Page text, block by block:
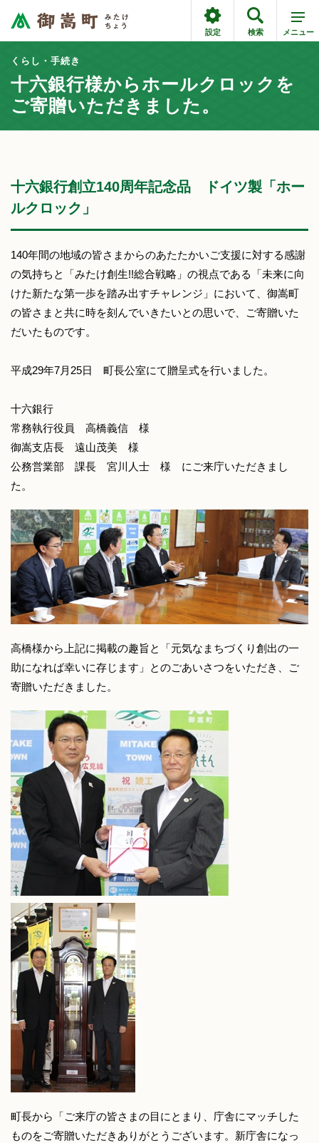
設定 検索 メニュー
くらし・手続き
十六銀行様からホールクロックを
ご寄贈いただきました。
十六銀行創立140周年記念品 ドイツ製「ホー
ルクロック」
140年間の地域の皆さまからのあたたかいご支援に対する感謝
の気持ちと「みたけ創生!!総合戦略」の視点である「未来に向
けた新たな第一歩を踏み出すチャレンジ」において、御嵩町
の皆さまと共に時を刻んでいきたいとの思いで、ご寄贈いた
だいたものです。
平成29年7月25日 町長公室にて贈呈式を行いました。
十六銀行
常務執行役員 高橋義信 様
御嵩支店長 遠山茂美 様
公務営業部 課長 宮川人士 様 にご来庁いただきまし
た。
高橋様から上記に掲載の趣旨と「元気なまちづくり創出の一
助になれば幸いに存じます」とのごあいさつをいただき、ご
寄贈いただきました。
町長から「ご来庁の皆さまの目にとまり、庁舎にマッチした
ものをご寄贈いただきありがとうございます。新庁舎になっ